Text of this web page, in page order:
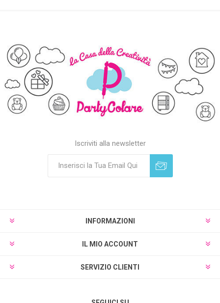
Iscriviti alla newsletter
INFORMAZIONI
IL MIO ACCOUNT
SERVIZIO CLIENTI